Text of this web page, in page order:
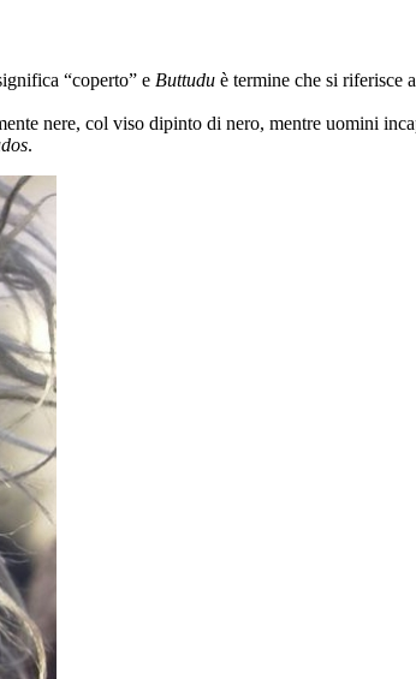
“coperto” e Buttudu è termine che si riferisce
nere, col viso dipinto di nero, mentre uomini
.